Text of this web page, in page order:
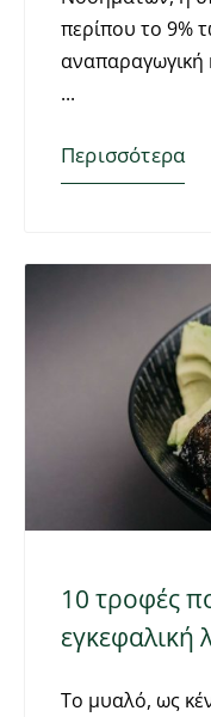
περίπου το 9%
αναπαραγωγική
Περισσότερα
10 τροφές
εγκεφαλική
Το μυαλό, ως